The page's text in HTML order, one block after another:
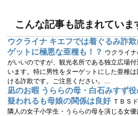
ま
す
い
ウ
ィ
ン
ド
ウ
で
開
き
ま
こんな記事も読まれていま
ウクライナ キエフでは着ぐるみ詐
ゲットに極悪な亜種も！？ ウクライ
がいいのですが、観光名所である独立広場
います。特に男性をターゲットにした亜種
ける詐欺です。ご注意ください。...
凪のお暇 うららの母・白石みすず
疑われるも母娘の関係は良好 ＴＢＳ
隣人の女子小学生・うららの母を演じる女